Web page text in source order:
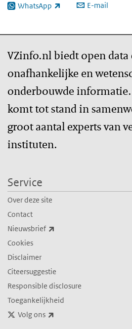
WhatsApp
(externe link) E-mail
VZinfo.nl biedt open data
onafhankelijke en
onderbouwde
komt tot stand in
groot aantal experts van
instituten.
Service
Over deze site
Contact
Nieuwsbrief
Cookies
Disclaimer
Citeersuggestie
Responsible disclosure
Toegankelijkheid
Volg ons